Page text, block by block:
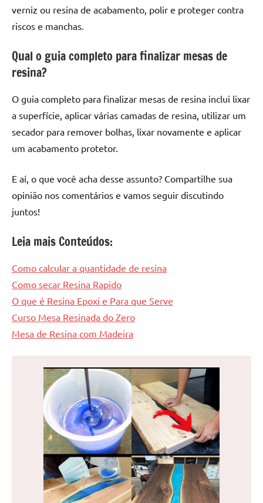
verniz ou resina de acabamento, polir e proteger contra
riscos e manchas.
Qual o guia completo para finalizar mesas de
resina?
O guia completo para finalizar mesas de resina inclui lixar
a superfície, aplicar várias camadas de resina, utilizar um
secador para remover bolhas, lixar novamente e aplicar
um acabamento protetor.
E aí, o que você acha desse assunto? Compartilhe sua
opinião nos comentários e vamos seguir discutindo
juntos!
Leia mais Conteúdos:
Como calcular a quantidade de resina
Como secar Resina Rapido
O que é Resina Epoxi e Para que Serve
Curso Mesa Resinada do Zero
Mesa de Resina com Madeira